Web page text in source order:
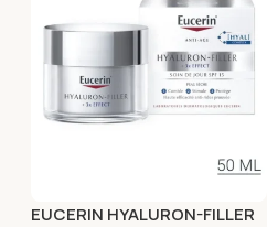
EUCERIN HYALURON-FILLER